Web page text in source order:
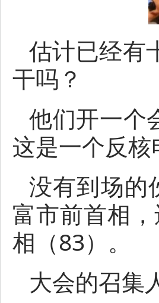
估计已经有
干吗？
他们开一个
这是一个反
没有到场的
富市前首相
相（83）。
大会的召集